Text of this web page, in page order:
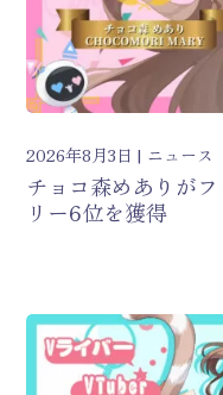
2026年8月3日 ニュース
チョコ森めありが
リー6位を獲得